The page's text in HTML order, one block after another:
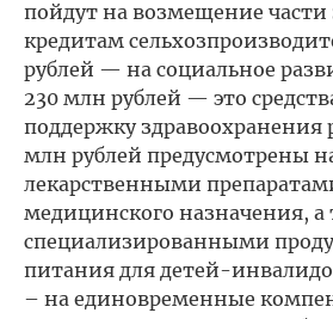
пойдут на возмещение части
кредитам
рублей — на социальное
230 млн рублей — это
поддержку здравоохранения
млн рублей предусмотрены
лекарственными
медицинского назначения, а
специализированными
питания для детей-
– на единовременные